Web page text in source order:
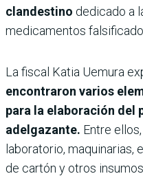
clandestino dedicado a
medicamentos
La fiscal Katia Uemura
encontraron varios
para la elaboración
adelgazante. Entre
laboratorio, maquinarias,
de cartón y otros